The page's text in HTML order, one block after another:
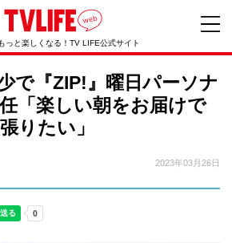
っと楽しくなる！TV LIFE公式サイト
で『ZIP!』曜日パーソナ
「楽しい朝をお届けで
りたい」
2023年03月26日